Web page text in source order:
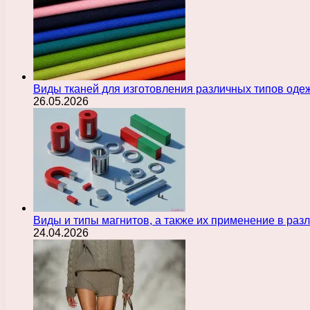
Виды тканей для изготовления различных типов
26.05.2026
Виды и типы магнитов, а также их применение в
24.04.2026